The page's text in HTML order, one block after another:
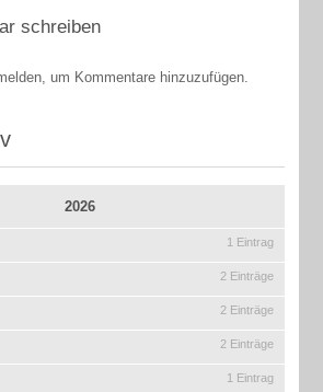
schreiben
um Kommentare hinzuzufügen.
2026
1 Eintrag
2 Einträge
2 Einträge
2 Einträge
1 Eintrag